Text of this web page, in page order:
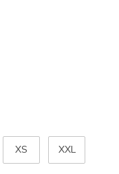
XS XXL